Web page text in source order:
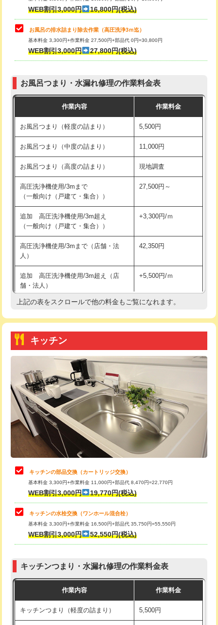
小便器トイレ脱着
その他部品の脱着 8,800円～
交換・取付（タンク）
交換・取付（普通便座） 11,000円+材料費
交換・取付（温水洗浄便座） 16,500円+材料費
交換・取付(単水栓（壁付・デッキ
式）)
13,200円+材料費
交換・取付(混合水栓（壁付・デッキ
式・ワンホール）)
16,500円+材料費
交換・取付(排水栓・排水トラップ
（P/S/ポップアップ））
22,000円+材料費
交換・取付（その他部品） 11,000円+材料費
持込商品取付（単水栓） 13,200円
持込商品取付（混合水栓）
持込商品取付（浄水器・分岐水栓） 16,500円
持込商品取付（温水洗浄便座） 22,000円
持込商品取付（普通便座⇔温水洗浄便
22,000円
給水管工事※（ホール加工)
給水管工事※（バンド止め) 3,300円
給水管工事※（支持金具設置) 5,500円
給水管工事※（保温材使用（バンド止
め込み）)
5,500円
給水管工事※（土の掘削・埋め戻し作
11,000円
給水管工事※（塩ビ管（VP・HI）使
用/3ｍまで)
給水管工事※（塩ビ管（VP・HI）使
用（追加）/3ｍ超え)
給水管工事※（ライニング鋼管・銅
管・ポリ管・HT管使用/3ｍまで)
44,000円
管・ポリ管・HT管使用/3ｍ超え)
排水管工事（土の掘削・埋め戻し作
11,000円~
排水管工事（排水管工事/3ｍまで） 55,000円
WEB割引3,000円 16,800円(税込)
お風呂の排水詰まり除去作業（高圧洗浄3ｍ迄）
基本料金 3,300円+作業料金 27,500円+部品代 0円=30,800円
WEB割引3,000円 27,800円(税込)
お風呂つまり・水漏れ修理の作業料金表
作業内容 作業料金
お風呂つまり（軽度の詰まり） 5,500円
お風呂つまり（中度の詰まり） 11,000円
お風呂つまり（高度の詰まり） 現地調査
高圧洗浄機使用/3mまで
（一般向け（戸建て・集合））
27,500円～
追加 高圧洗浄機使用/3m超え
（一般向け（戸建て・集合））
+3,300円/ｍ
高圧洗浄機使用/3mまで（店舗・法
人）
42,350円
追加 高圧洗浄機使用/3m超え（店
舗・法人）
+5,500円/ｍ
高度高圧洗浄換 現地調査
トーラー機使用/3mまで
追加トーラー機使用/3m超え +3,300円
カメラ調査 33,000円
桝清掃 8,800円
止水・漏水調査・防水処理・清掃・修
理・調整・分解・加工など（軽作業）
11,000円
止水・漏水調査・防水処理・清掃・修
理・調整・分解・加工など（中作業）
22,000円
止水・漏水調査・防水処理・清掃・修
理・調整・分解・加工など（重作業）
33,000円
お風呂タンク脱着
その他部品の脱着
式・ワンホール）)
上記の表をスクロールで他の料金もご覧になれます。
キッチン
キッチンの部品交換（カートリッジ交換）
基本料金 3,300円+作業料金 11,000円+部品代 8,470円=22,770円
WEB割引3,000円 19,770円(税込)
キッチンの水栓交換（ワンホール混合栓）
基本料金 3,300円+作業料金 16,500円+部品代 35,750円=55,550円
WEB割引3,000円 52,550円(税込)
キッチンつまり・水漏れ修理の作業料金表
作業内容 作業料金
キッチンつまり（軽度の詰まり） 5,500円